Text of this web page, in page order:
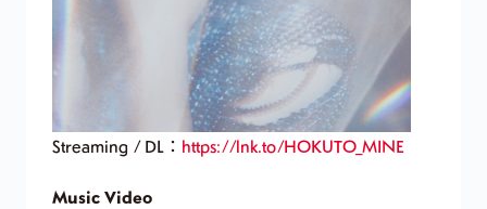
Streaming / DL： https://lnk.to/HOKUTO_MINE
Music Video